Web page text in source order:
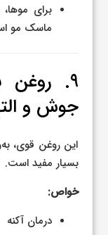
برای
ماسک مو
۹. روغن
جوش و
این روغن قوی،
بسیار مفید است.
خواص:
درمان آکنه